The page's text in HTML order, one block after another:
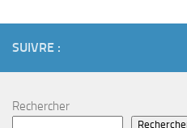
SUIVRE :
Rechercher